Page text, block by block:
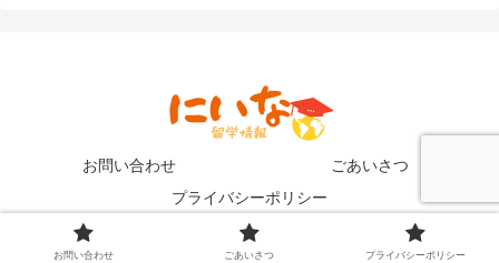
お問い合わせ
ごあいさつ
プライバシーポリシー
Copyright © 2021 にいなの英語留学ブログ All Rights Reserved.
お問い合わせ ごあいさつ プライバシーポリシー